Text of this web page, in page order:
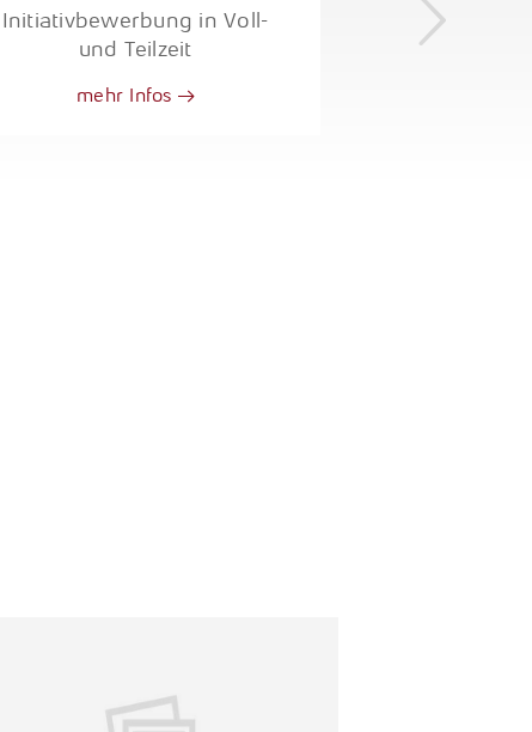
Initiativbewerbung in Voll-
und Teilzeit
mehr Infos